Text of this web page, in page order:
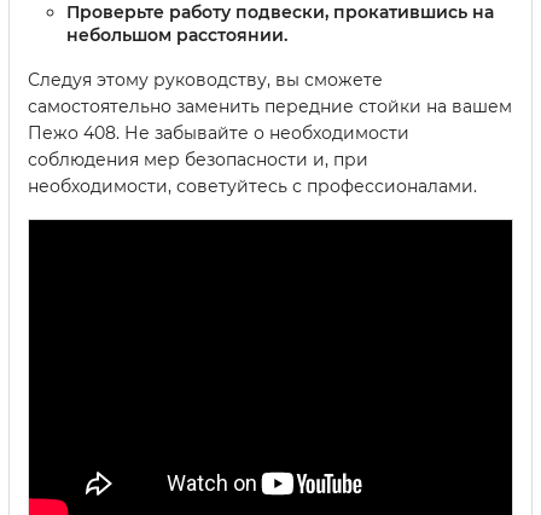
Проверьте работу подвески, прокатившись на
небольшом расстоянии.
Следуя этому руководству, вы сможете
самостоятельно заменить передние стойки на вашем
Пежо 408. Не забывайте о необходимости
соблюдения мер безопасности и, при
необходимости, советуйтесь с профессионалами.